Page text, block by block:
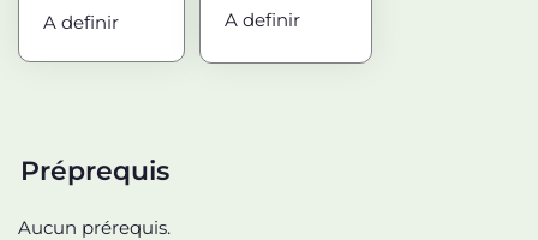
A definir A definir
Préprequis
Aucun prérequis.